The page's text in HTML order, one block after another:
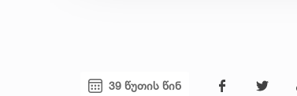
39 წუთის წინ